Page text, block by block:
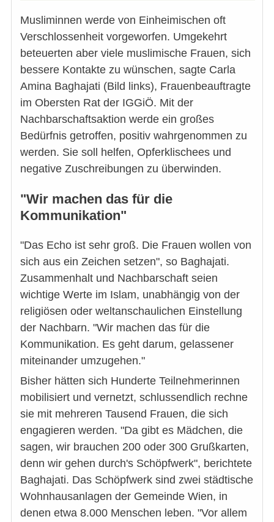
Musliminnen werde von Einheimischen oft
Verschlossenheit vorgeworfen. Umgekehrt
beteuerten aber viele muslimische Frauen, sich
bessere Kontakte zu wünschen, sagte Carla
Amina Baghajati (Bild links), Frauenbeauftragte
im Obersten Rat der IGGiÖ. Mit der
Nachbarschaftsaktion werde ein großes
Bedürfnis getroffen, positiv wahrgenommen zu
werden. Sie soll helfen, Opferklischees und
negative Zuschreibungen zu überwinden.
"Wir machen das für die
Kommunikation"
"Das Echo ist sehr groß. Die Frauen wollen von
sich aus ein Zeichen setzen", so Baghajati.
Zusammenhalt und Nachbarschaft seien
wichtige Werte im Islam, unabhängig von der
religiösen oder weltanschaulichen Einstellung
der Nachbarn. "Wir machen das für die
Kommunikation. Es geht darum, gelassener
miteinander umzugehen."
Bisher hätten sich Hunderte Teilnehmerinnen
mobilisiert und vernetzt, schlussendlich rechne
sie mit mehreren Tausend Frauen, die sich
engagieren werden. "Da gibt es Mädchen, die
sagen, wir brauchen 200 oder 300 Grußkarten,
denn wir gehen durch's Schöpfwerk", berichtete
Baghajati. Das Schöpfwerk sind zwei städtische
Wohnhausanlagen der Gemeinde Wien, in
denen etwa 8.000 Menschen leben. "Vor allem